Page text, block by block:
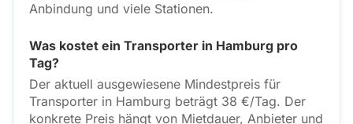
Anbindung und viele Stationen.
Was kostet ein Transporter in Hamburg pro
Tag?
Der aktuell ausgewiesene Mindestpreis für
Transporter in Hamburg beträgt 38 €/Tag. Der
konkrete Preis hängt von Mietdauer, Anbieter und